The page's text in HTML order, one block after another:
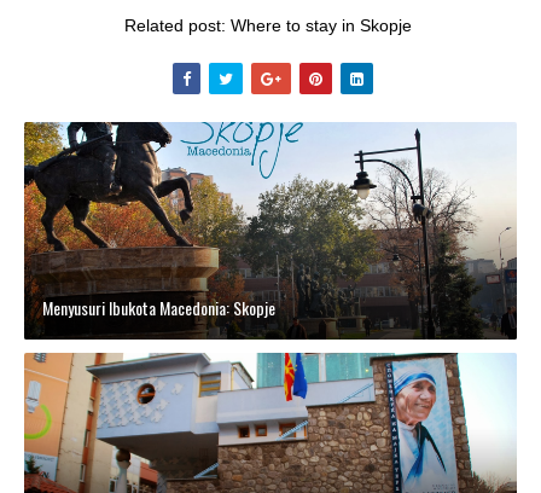
Related post: Where to stay in Skopje
Menyusuri Ibukota Macedonia: Skopje